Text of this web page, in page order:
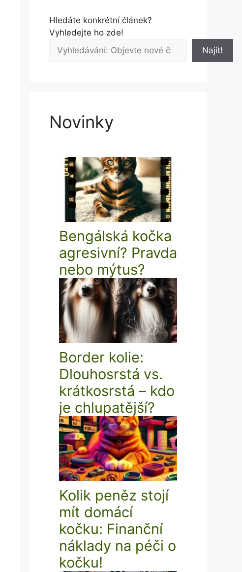
Hledáte konkrétní článek?
Vyhledejte ho zde!
Najít!
Novinky
Bengálská kočka
agresivní? Pravda
nebo mýtus?
Border kolie:
Dlouhosrstá vs.
krátkosrstá – kdo
je chlupatější?
Kolik peněz stojí
mít domácí
kočku: Finanční
náklady na péči o
kočku!